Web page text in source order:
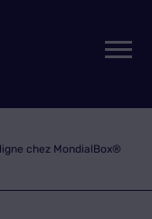
chez MondialBox®